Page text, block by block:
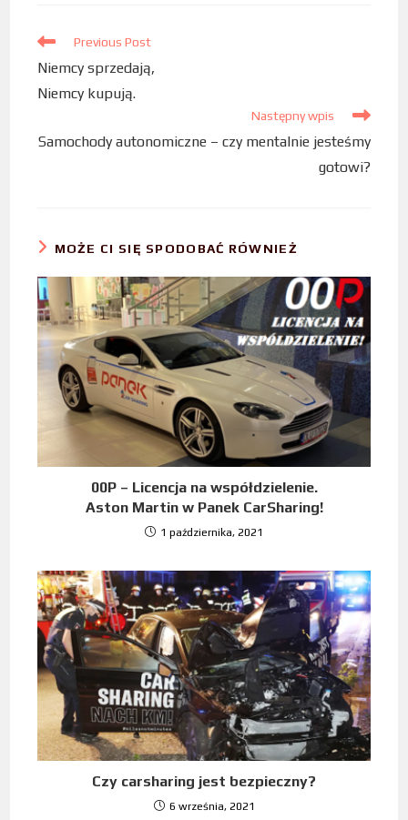
o
k
r
I
n
Previous Post
Niemcy sprzedają,
Niemcy kupują.
Następny wpis
Samochody autonomiczne – czy mentalnie jesteśmy
gotowi?
MOŻE CI SIĘ SPODOBAĆ RÓWNIEŻ
00P – Licencja na współdzielenie.
Aston Martin w Panek CarSharing!
1 października, 2021
Czy carsharing jest bezpieczny?
6 września, 2021